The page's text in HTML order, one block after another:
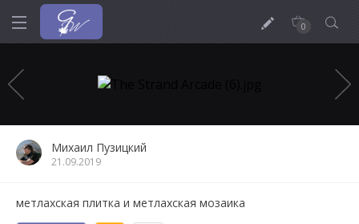
0
Михаил Пузицкий
21.09.2019
метлахская плитка и метлахская мозаика